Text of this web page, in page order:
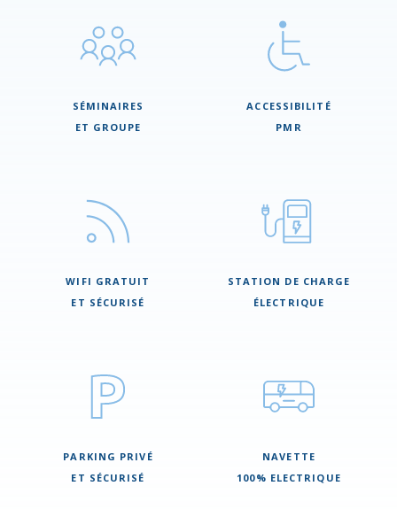
SÉMINAIRES
ET GROUPE
ACCESSIBILITÉ
PMR
WIFI GRATUIT
ET SÉCURISÉ
STATION DE CHARGE
ÉLECTRIQUE
PARKING PRIVÉ
ET SÉCURISÉ
NAVETTE
100% ELECTRIQUE